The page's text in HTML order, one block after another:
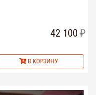
42 100
В КОРЗИНУ